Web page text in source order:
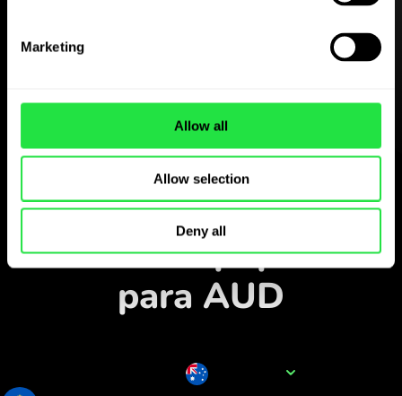
Marketing
Allow all
Allow selection
Deny all
gratuitamente
e registe-se em poucos
Trocar na aplicação
Acompanhe os pares
de moedas populares
para AUD